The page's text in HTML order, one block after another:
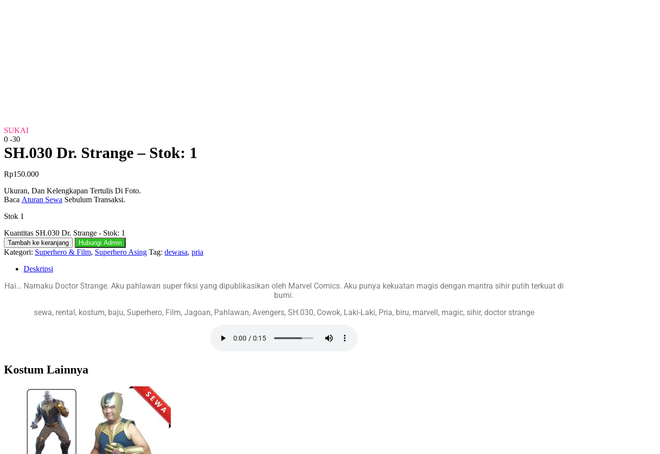
SUKAI
0 -30
SH.030 Dr. Strange – Stok: 1
Rp150.000
Ukuran, Dan Kelengkapan Tertulis Di Foto.
Baca Aturan Sewa Sebulum Transaksi.
Stok 1
Kuantitas SH.030 Dr. Strange - Stok: 1
Tambah ke keranjang Hubungi Admin
Kategori: Superhero & Film, Superhero Asing Tag: dewasa, pria
Deskripsi
Hai… Namaku Doctor Strange. Aku pahlawan super fiksi yang dipublikasikan oleh Marvel Comics. Aku punya kekuatan magis dengan mantra sihir putih terkuat di
bumi.
sewa, rental, kostum, baju, Superhero, Film, Jagoan, Pahlawan, Avengers, SH.030, Cowok, Laki-Laki, Pria, biru, marvell, magic, sihir, doctor strange
Kostum Lainnya